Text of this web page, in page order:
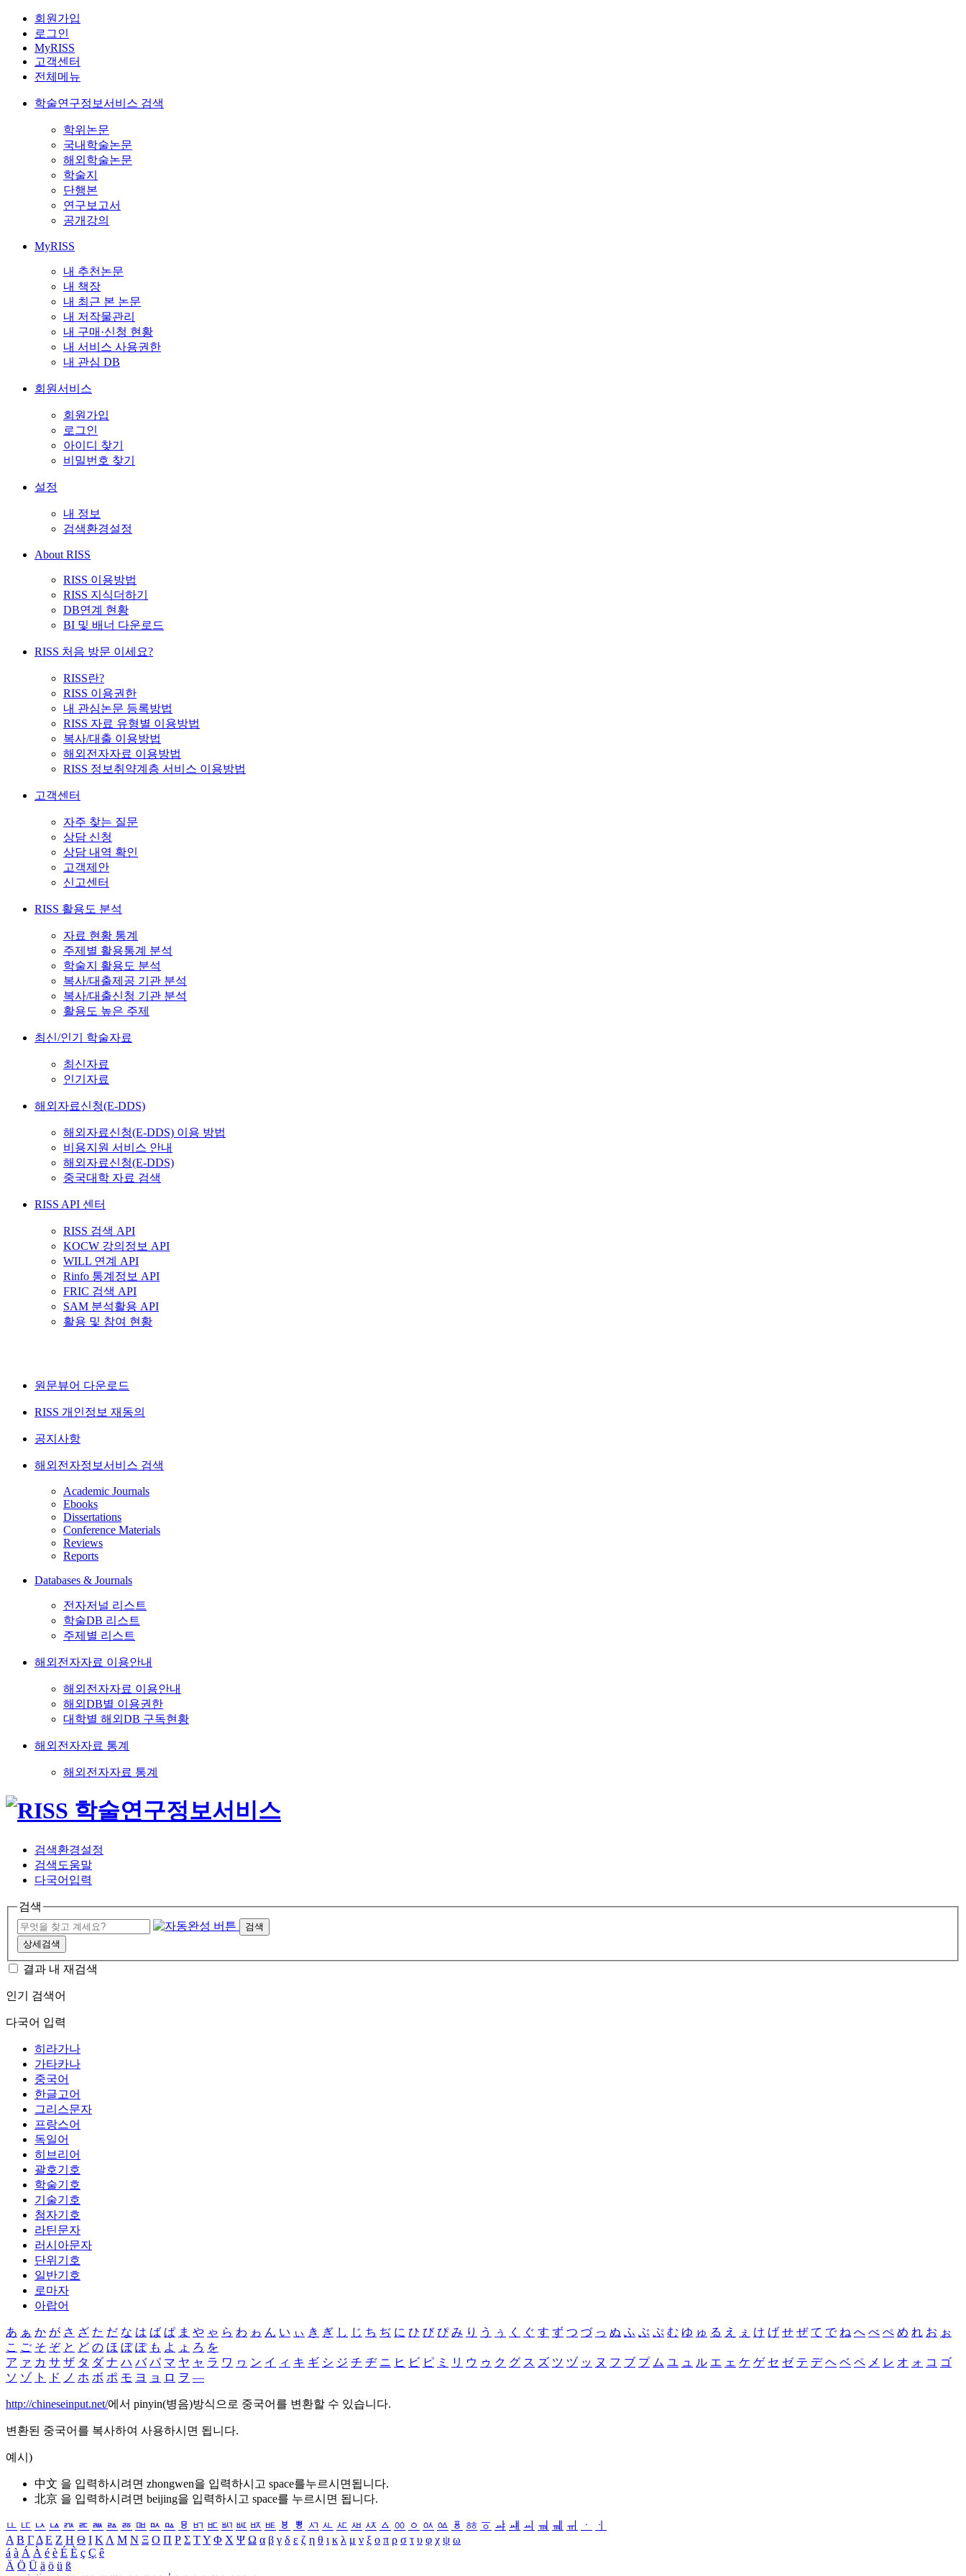
회원가입
로그인
MyRISS
고객센터
전체메뉴
학술연구정보서비스 검색
학위논문
국내학술논문
해외학술논문
학술지
단행본
연구보고서
공개강의
MyRISS
내 추천논문
내 책장
내 최근 본 논문
내 저작물관리
내 구매·신청 현황
내 서비스 사용권한
내 관심 DB
회원서비스
회원가입
로그인
아이디 찾기
비밀번호 찾기
설정
내 정보
검색환경설정
About RISS
RISS 이용방법
RISS 지식더하기
DB연계 현황
BI 및 배너 다운로드
RISS 처음 방문 이세요?
RISS란?
RISS 이용권한
내 관심논문 등록방법
RISS 자료 유형별 이용방법
복사/대출 이용방법
해외전자자료 이용방법
RISS 정보취약계층 서비스 이용방법
고객센터
자주 찾는 질문
상담 신청
상담 내역 확인
고객제안
신고센터
RISS 활용도 분석
자료 현황 통계
주제별 활용통계 분석
학술지 활용도 분석
복사/대출제공 기관 분석
복사/대출신청 기관 분석
활용도 높은 주제
최신/인기 학술자료
최신자료
인기자료
해외자료신청(E-DDS)
해외자료신청(E-DDS) 이용 방법
비용지원 서비스 안내
해외자료신청(E-DDS)
중국대학 자료 검색
RISS API 센터
RISS 검색 API
KOCW 강의정보 API
WILL 연계 API
Rinfo 통계정보 API
FRIC 검색 API
SAM 분석활용 API
활용 및 참여 현황
원문뷰어 다운로드
RISS 개인정보 재동의
공지사항
해외전자정보서비스 검색
Academic Journals
Ebooks
Dissertations
Conference Materials
Reviews
Reports
Databases & Journals
전자저널 리스트
학술DB 리스트
주제별 리스트
해외전자자료 이용안내
해외전자자료 이용안내
해외DB별 이용권한
대학별 해외DB 구독현황
해외전자자료 통계
해외전자자료 통계
검색환경설정
검색도움말
다국어입력
검색
검색
상세검색
결과 내 재검색
인기 검색어
다국어 입력
히라가나
가타카나
중국어
한글고어
그리스문자
프랑스어
독일어
히브리어
괄호기호
학술기호
기술기호
첨자기호
라틴문자
러시아문자
단위기호
일반기호
로마자
아랍어
あ ぁ か が さ ざ た だ な は ば ぱ ま や ゃ ら わ ゎ ん い ぃ き ぎ し じ ち ぢ に ひ び ぴ み り う ぅ く ぐ す ず つ づ っ ぬ ふ ぶ ぷ む ゆ ゅ る え ぇ け げ せ ぜ て で ね へ べ ぺ め れ お ぉ
こ ご そ ぞ と ど の ほ ぼ ぽ も よ ょ ろ を
ア ァ カ サ ザ タ ダ ナ ハ バ パ マ ヤ ャ ラ ワ ヮ ン イ ィ キ ギ シ ジ チ ヂ ニ ヒ ビ ピ ミ リ ウ ゥ ク グ ス ズ ツ ヅ ッ ヌ フ ブ プ ム ユ ュ ル エ ェ ケ ゲ セ ゼ テ デ ヘ ベ ペ メ レ オ ォ コ ゴ
ソ ゾ ト ド ノ ホ ボ ポ モ ヨ ョ ロ ヲ ―
http://chineseinput.net/에서 pinyin(병음)방식으로 중국어를 변환할 수 있습니다.
변환된 중국어를 복사하여 사용하시면 됩니다.
예시)
中文 을 입력하시려면 zhongwen을 입력하시고 space를누르시면됩니다.
北京 을 입력하시려면 beijing을 입력하시고 space를 누르시면 됩니다.
ㅥ ㅦ ㅧ ㅨ ㅩ ㅪ ㅫ ㅬ ㅭ ㅮ ㅯ ㅰ ㅱ ㅲ ㅳ ㅴ ㅵ ㅶ ㅷ ㅸ ㅹ ㅺ ㅻ ㅼ ㅽ ㅾ ㅿ ㆀ ㆁ ㆂ ㆃ ㆄ ㆅ ㆆ ㆇ ㆈ ㆉ ㆊ ㆋ ㆌ ㆍ
ㆎ
Α Β ΓΔ Ε Ζ Η Θ Ι ΚΛ Μ Ν Ξ Ο Π Ρ Σ ΤΥ Φ Χ Ψ Ω α β γ δ ε ζ η θ ι κ λ μ ν ξ ο π ρ σ τ υ φ χ ψ ω
á à Á À é è É È ç Ç ê
Ä Ö Ü ä ö ü ß